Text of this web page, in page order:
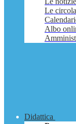
Le
Albo
Didattica